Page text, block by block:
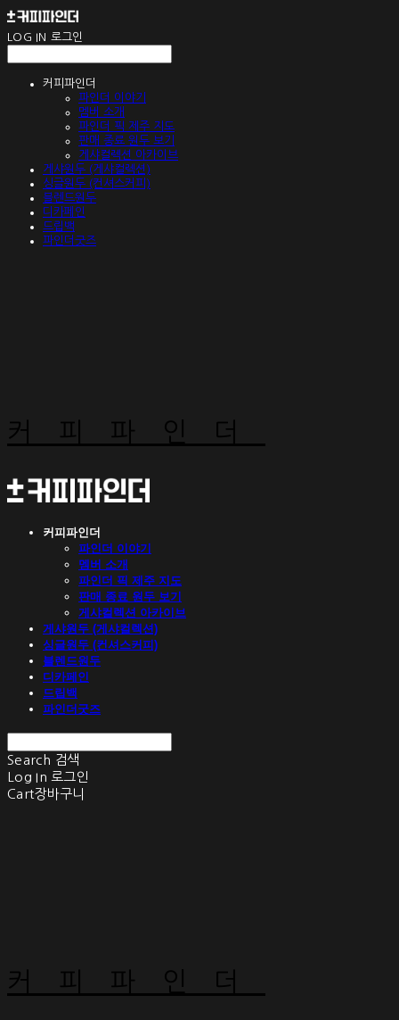
LOG IN 로그인
커피파인더
파인더 이야기
멤버 소개
파인더 픽 제주 지도
판매 종료 원두 보기
게샤컬렉션 아카이브
게샤원두 (게샤컬렉션)
싱글원두 (컨셔스커피)
블렌드원두
디카페인
드립백
파인더굿즈
커피파인더
커피파인더
파인더 이야기
멤버 소개
파인더 픽 제주 지도
판매 종료 원두 보기
게샤컬렉션 아카이브
게샤원두 (게샤컬렉션)
싱글원두 (컨셔스커피)
블렌드원두
디카페인
드립백
파인더굿즈
Search 검색
Log In 로그인
Cart장바구니
커피파인더